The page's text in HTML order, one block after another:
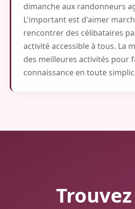
dimanche aux randonneurs
L'important est d'aimer
rencontrer des célibataires
activité accessible à tous. La
des meilleures activités pour
connaissance en toute